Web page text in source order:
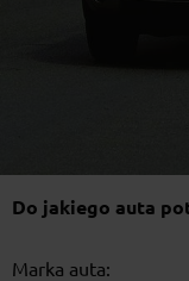
Do jakiego auta
Marka auta: